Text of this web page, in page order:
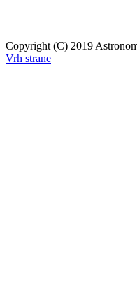
Copyright (C) 2019
Vrh strane